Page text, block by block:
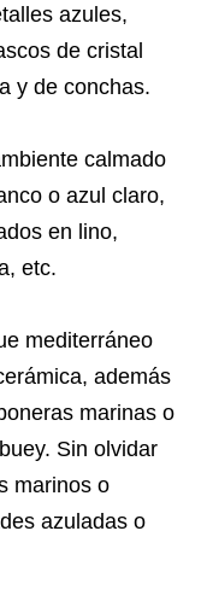
azules,
de cristal
y de conchas.
calmado
o azul claro,
en lino,
etc.
mediterráneo
además
marinas o
Sin olvidar
marinos o
azuladas o